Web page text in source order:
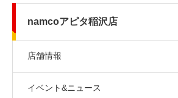
namcoアピタ稲沢店
店舗情報
イベント&ニュース